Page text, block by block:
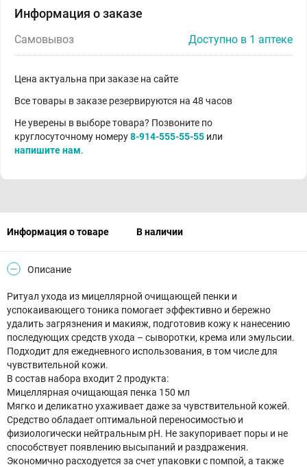
Информация о заказе
Самовывоз Доступно в 1 аптеке
Цена актуальна при заказе на сайте
Все товары в заказе резервируются на 48 часов
Не уверены в выборе товара? Позвоните по
круглосуточному номеру8-914-555-55-55 или
напишите нам.
Информация о товаре В наличии
Описание
Ритуал ухода из мицеллярной очищающей пенки и
успокаивающего тоника помогает эффективно и бережно
удалить загрязнения и макияж, подготовив кожу к нанесению
последующих средств ухода – сыворотки, крема или эмульсии.
Подходит для ежедневного использования, в том числе для
чувствительной кожи.
В состав набора входит 2 продукта:
Мицеллярная очищающая пенка 150 мл
Мягко и деликатно ухаживает даже за чувствительной кожей.
Средство обладает оптимальной переносимостью и
физиологически нейтральным рН. Не закупоривает поры и не
способствует появлению высыпаний и раздражения.
Экономично расходуется за счет упаковки с помпой, а также